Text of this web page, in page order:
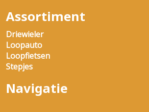
Assortiment
Driewieler
Loopauto
Loopfietsen
Stepjes
Navigatie